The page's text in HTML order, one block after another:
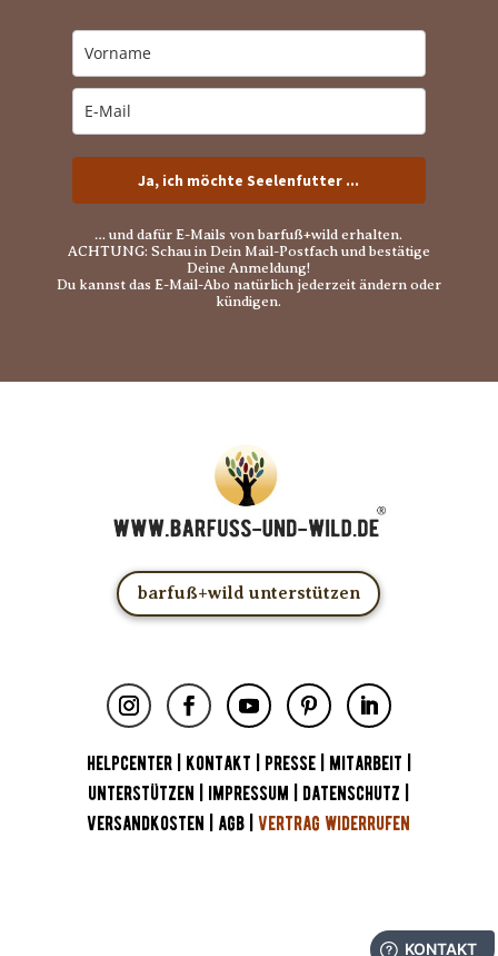
Ja, ich möchte Seelenfutter ...
… und dafür E-Mails von barfuß+wild erhalten.
ACHTUNG: Schau in Dein Mail-Postfach und bestätige
Deine Anmeldung!
Du kannst das E-Mail-Abo natürlich jederzeit ändern oder
kündigen.
barfuß+wild unterstützen
HELPCENTER| KONTAKT PRESSE| MITARBEIT
UNTERSTÜTZEN
IMPRESSUM DATENSCHUTZ
VERSANDKOSTEN
AGB |VERTRAG WIDERRUFEN